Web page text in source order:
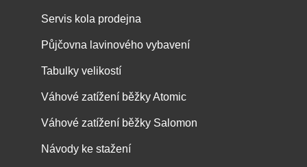
Servis kola prodejna
Půjčovna lavinového vybavení
Tabulky velikostí
Váhové zatížení běžky Atomic
Váhové zatížení běžky Salomon
Návody ke stažení